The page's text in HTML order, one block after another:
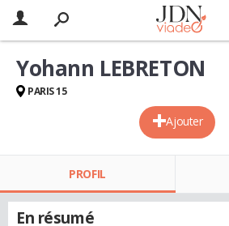
Ajouter
Yohann LEBRETON
PARIS 15
PROFIL
En résumé